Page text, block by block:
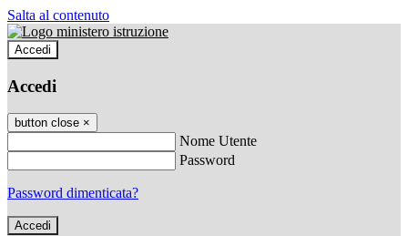
Salta al contenuto
Accedi
Accedi
button close ×
Nome Utente
Password
Password dimenticata?